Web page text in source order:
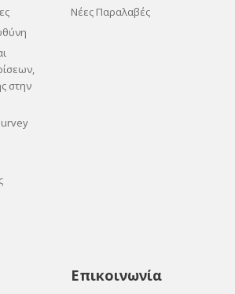
στην
Νέες Παραλαβές
Επικοινωνία